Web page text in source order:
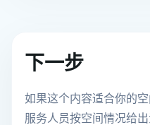
下一步
如果这个内容适合你的
服务人员按空间情况给出